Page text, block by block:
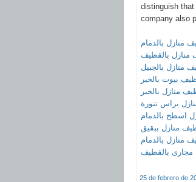
distinguish
company also
منازل بالدمام
منازل بالقطيف
منازل بالجبيل
بيوت بالخبر
منازل بالخبر
براس تنورة
اسطح بالدمام
منازل ببقيق
منازل بالدمام
بالقطيف
25 de febrero de